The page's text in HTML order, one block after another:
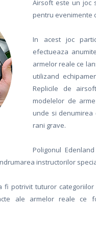
Airsoft este un joc
pentru evenimente
In acest joc
efectueaza
armelor reale ce
utilizand
Replicile de
modelelor de
unde si denumirea
rani grave.
Poligonul
instructorilor
potrivit tuturor
ale armelor reale ce